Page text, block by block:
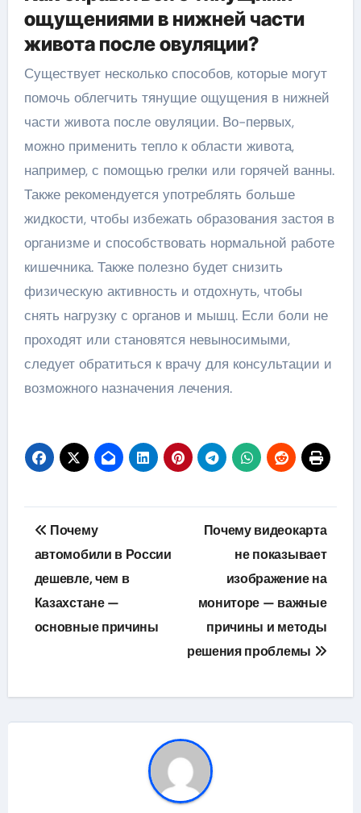
ощущениями в нижней части
живота после овуляции?
Существует несколько способов, которые могут
помочь облегчить тянущие ощущения в нижней
части живота после овуляции. Во-первых,
можно применить тепло к области живота,
например, с помощью грелки или горячей ванны.
Также рекомендуется употреблять больше
жидкости, чтобы избежать образования застоя в
организме и способствовать нормальной работе
кишечника. Также полезно будет снизить
физическую активность и отдохнуть, чтобы
снять нагрузку с органов и мышц. Если боли не
проходят или становятся невыносимыми,
следует обратиться к врачу для консультации и
возможного назначения лечения.
Навигация
по
записям
Почему
автомобили в России
дешевле, чем в
Казахстане —
основные причины
Почему видеокарта
не показывает
изображение на
мониторе — важные
причины и методы
решения проблемы